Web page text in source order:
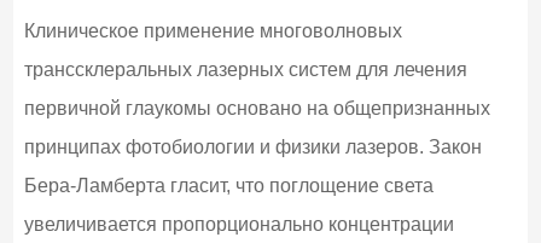
Клиническое применение многоволновых
транссклеральных лазерных систем для лечения
первичной глаукомы основано на общепризнанных
принципах фотобиологии и физики лазеров. Закон
Бера-Ламберта гласит, что поглощение света
увеличивается пропорционально концентрации